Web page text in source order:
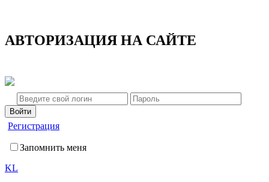
АВТОРИЗАЦИЯ НА САЙТЕ
Регистрация
Запомнить меня
KL